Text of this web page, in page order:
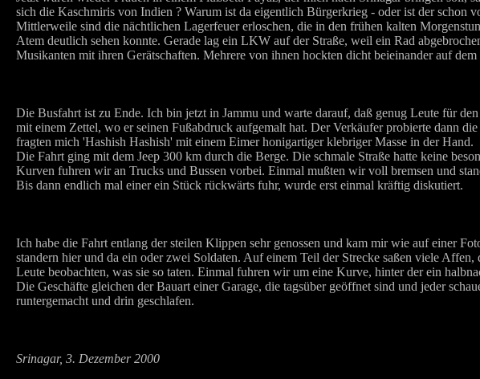
sich die Kaschmiris von Indien ? Warum ist da eigentlich Bürgerkrieg - oder ist der schon
Mittlerweile sind die nächtlichen Lagerfeuer erloschen, die in den frühen kalten
Atem deutlich sehen konnte. Gerade lag ein LKW auf der Straße, weil ein Rad
Musikanten mit ihren Gerätschaften. Mehrere von ihnen hockten dicht beieinander auf
Die Busfahrt ist zu Ende. Ich bin jetzt in Jammu und warte darauf, daß genug Leute für
mit einem Zettel, wo er seinen Fußabdruck aufgemalt hat. Der Verkäufer probierte dann
fragten mich 'Hashish Hashish' mit einem Eimer honigartiger klebriger Masse in der Hand.
Die Fahrt ging mit dem Jeep 300 km durch die Berge. Die schmale Straße hatte keine
Kurven fuhren wir an Trucks und Bussen vorbei. Einmal mußten wir voll bremsen und
Bis dann endlich mal einer ein Stück rückwärts fuhr, wurde erst einmal kräftig diskutiert.
Ich habe die Fahrt entlang der steilen Klippen sehr genossen und kam mir wie auf einer
standern hier und da ein oder zwei Soldaten. Auf einem Teil der Strecke saßen viele
Leute beobachten, was sie so taten. Einmal fuhren wir um eine Kurve, hinter der ein
Die Geschäfte gleichen der Bauart einer Garage, die tagsüber geöffnet sind und jeder
runtergemacht und drin geschlafen.
Srinagar, 3. Dezember 2000